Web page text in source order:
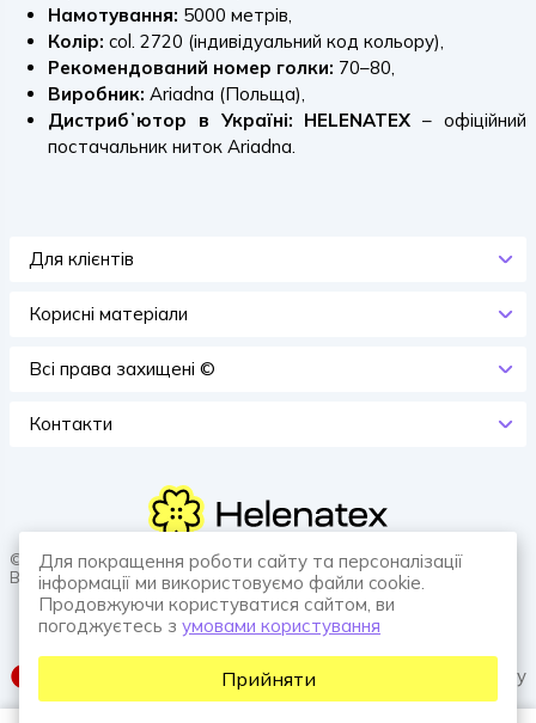
Намотування: 5000 метрів,
Колір: col. 2720 (індивідуальний код кольору),
Рекомендований номер голки: 70–80,
Виробник: Ariadna (Польща),
Дистрибʼютор в Україні: HELENATEX – офіційний
постачальник ниток Ariadna.
Для клієнтів
Корисні матеріали
Всi права захищенi ©
Контакти
© 2026 HELENATEX «Ґудзики, вішаки, нитки. Власне виробництво.
Все для швейної справи.»
SUFIX web agency
Для покращення роботи сайту та персоналізації
інформації ми використовуємо файли cookie.
Продовжуючи користуватися сайтом, ви
погоджуєтесь з умовами користування
Прийняти